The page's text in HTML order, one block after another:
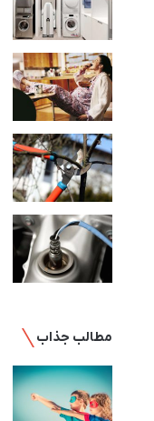
مطالب جذاب